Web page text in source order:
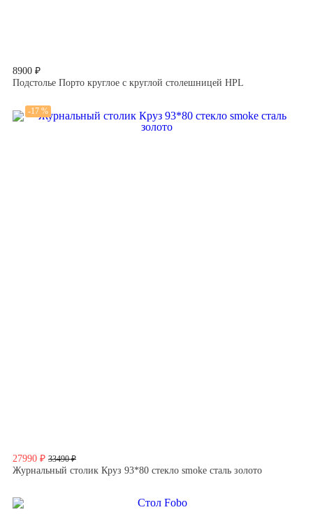
8900 ₽
Подстолье Порто круглое с круглой столешницей HPL
27990 ₽ 33490 ₽
-17 %
Журнальный столик Круз 93*80 стекло smoke сталь золото